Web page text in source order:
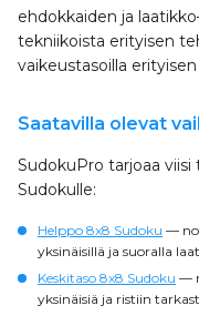
ehdokkaiden ja
tekniikoista erityisen
vaikeustasoilla
Saatavilla olevat
SudokuPro tarjoaa
Sudokulle:
Helppo 8x8 Sudoku —
yksinäisillä ja suoralla
Keskitaso 8x8 Sudoku —
yksinäisiä ja ristiin